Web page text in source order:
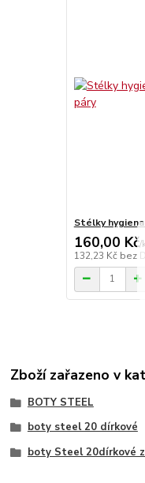
Stélky
160,00 Kč/
132,23 Kč bez
Zboží zařazeno v
BOTY STEEL
boty steel 20 dírkové
boty Steel 20dírkové